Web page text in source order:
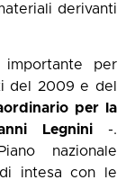
derivanti
importante per
del 2009 e del
per la
Legnini -.
nazionale
intesa con le